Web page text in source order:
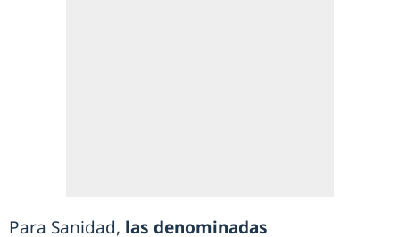
Para Sanidad, las denominadas